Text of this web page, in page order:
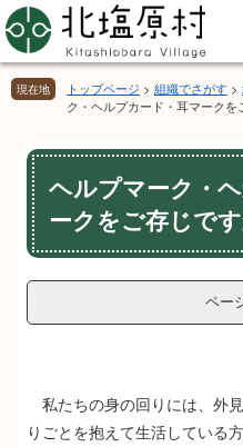
ペ
ー
ジ
の
先
メ
ニ
ュ
ー
を
現在地 トップページ > 組織でさがす >
ク・ヘルプカード・耳マークを
本
文
ヘルプマーク・
ークをご存じで
ペー
私たちの身の回りには、外
りごとを抱えて生活している方